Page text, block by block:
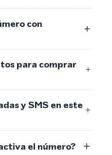
con
para comprar
y SMS en este
el número?